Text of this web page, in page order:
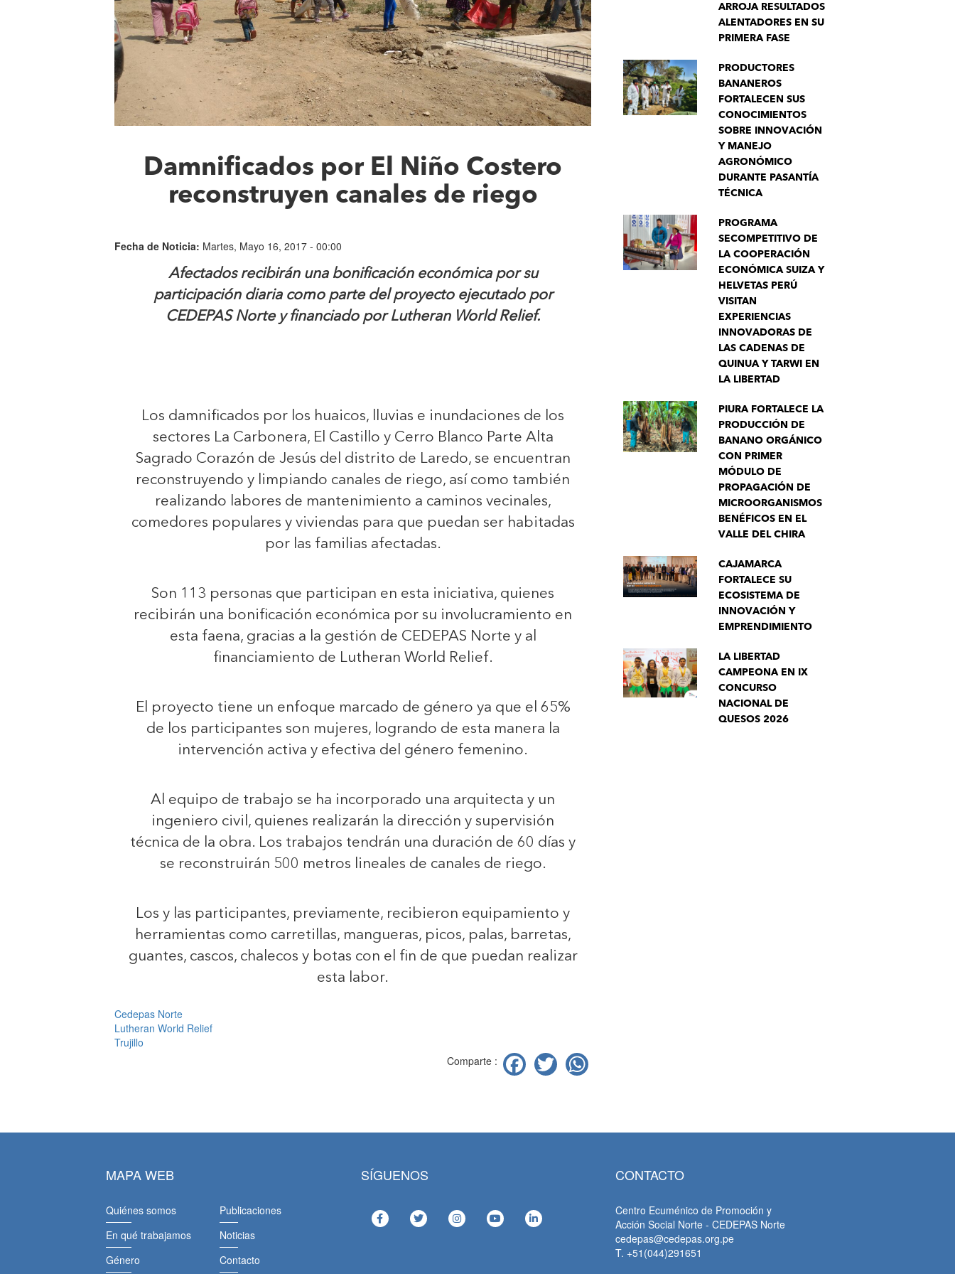
Damnificados por El Niño Costero
reconstruyen canales de riego
Fecha de Noticia: Martes, Mayo 16, 2017 - 00:00
Afectados recibirán una bonificación económica por su
participación diaria como parte del proyecto ejecutado por
CEDEPAS Norte y financiado por Lutheran World Relief.
Los damnificados por los huaicos, lluvias e inundaciones de los
sectores La Carbonera, El Castillo y Cerro Blanco Parte Alta
Sagrado Corazón de Jesús del distrito de Laredo, se encuentran
reconstruyendo y limpiando canales de riego, así como también
realizando labores de mantenimiento a caminos vecinales,
comedores populares y viviendas para que puedan ser habitadas
por las familias afectadas.
Son 113 personas que participan en esta iniciativa, quienes
recibirán una bonificación económica por su involucramiento en
esta faena, gracias a la gestión de CEDEPAS Norte y al
financiamiento de Lutheran World Relief.
El proyecto tiene un enfoque marcado de género ya que el 65%
de los participantes son mujeres, logrando de esta manera la
intervención activa y efectiva del género femenino.
Al equipo de trabajo se ha incorporado una arquitecta y un
ingeniero civil, quienes realizarán la dirección y supervisión
técnica de la obra. Los trabajos tendrán una duración de 60 días y
se reconstruirán 500 metros lineales de canales de riego.
Los y las participantes, previamente, recibieron equipamiento y
herramientas como carretillas, mangueras, picos, palas, barretas,
guantes, cascos, chalecos y botas con el fin de que puedan realizar
esta labor.
Cedepas Norte
Lutheran World Relief
Trujillo
Comparte :
Facebook
Twitter
ARROJA RESULTADOS
ALENTADORES EN SU
PRIMERA FASE
PRODUCTORES
BANANEROS
FORTALECEN SUS
CONOCIMIENTOS
SOBRE INNOVACIÓN
Y MANEJO
AGRONÓMICO
DURANTE PASANTÍA
TÉCNICA
PROGRAMA
SECOMPETITIVO DE
LA COOPERACIÓN
ECONÓMICA SUIZA Y
HELVETAS PERÚ
VISITAN
EXPERIENCIAS
INNOVADORAS DE
LAS CADENAS DE
QUINUA Y TARWI EN
LA LIBERTAD
PIURA FORTALECE LA
PRODUCCIÓN DE
BANANO ORGÁNICO
CON PRIMER
MÓDULO DE
PROPAGACIÓN DE
MICROORGANISMOS
BENÉFICOS EN EL
VALLE DEL CHIRA
CAJAMARCA
FORTALECE SU
ECOSISTEMA DE
INNOVACIÓN Y
EMPRENDIMIENTO
LA LIBERTAD
CAMPEONA EN IX
CONCURSO
NACIONAL DE
QUESOS 2026
MAPA WEB
Quiénes somos
En qué trabajamos
Género
Publicaciones
Noticias
Contacto
SÍGUENOS CONTACTO
Centro Ecuménico de Promoción y
Acción Social Norte - CEDEPAS Norte
cedepas@cedepas.org.pe
T. +51(044)291651